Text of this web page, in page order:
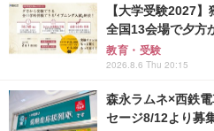
【大学受験2027
全国13会場で夕方
教育・受験
2026.8.6 Thu 20:15
森永ラムネ×西鉄
セージ8/12より募